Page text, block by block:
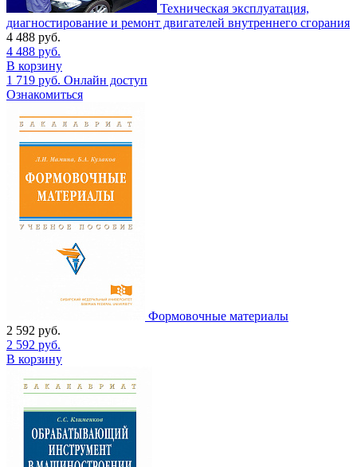
Техническая эксплуатация,
диагностирование и ремонт двигателей внутреннего сгорания
4 488 руб.
4 488 руб.
В корзину
1 719 руб. Онлайн доступ
Ознакомиться
Формовочные материалы
2 592 руб.
2 592 руб.
В корзину